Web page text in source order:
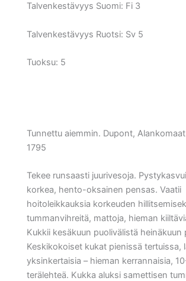
Talvenkestävyys Suomi: Fi 3
Talvenkestävyys Ruotsi: Sv 5
Tuoksu: 5
Tunnettu aiemmin. Dupont,
1795
Tekee runsaasti juurivesoja.
korkea, hento-oksainen pensas. Vaatii
hoitoleikkauksia korkeuden
tummanvihreitä, mattoja, hieman
Kukkii kesäkuun puolivälistä heinäkuun
Keskikokoiset kukat pienissä tertuissa,
yksinkertaisia – hieman kerrannaisia,
terälehteä. Kukka aluksi samettisen